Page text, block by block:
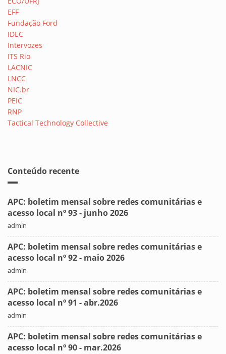
EFF
Fundação Ford
IDEC
Intervozes
ITS Rio
LACNIC
LNCC
NIC.br
PEIC
RNP
Tactical Technology Collective
Conteúdo recente
APC: boletim mensal sobre redes comunitárias e
acesso local nº 93 - junho 2026
admin
APC: boletim mensal sobre redes comunitárias e
acesso local nº 92 - maio 2026
admin
APC: boletim mensal sobre redes comunitárias e
acesso local nº 91 - abr.2026
admin
APC: boletim mensal sobre redes comunitárias e
acesso local nº 90 - mar.2026